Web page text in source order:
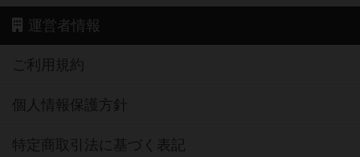
運営者情報
ご利用規約
個人情報保護方針
特定商取引法に基づく表記